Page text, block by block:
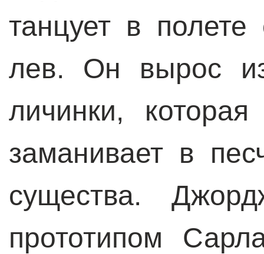
танцует в
лев. Он вырос
личинки,
заманивает в
существа.
прототипом